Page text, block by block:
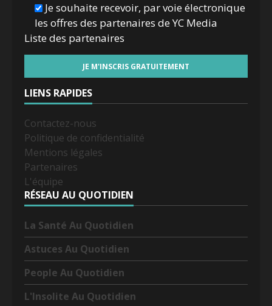
Je souhaite recevoir, par voie électronique
les offres des partenaires de YC Media
Liste des partenaires
LIENS RAPIDES
Contactez-nous
Politique de confidentialité
Mentions légales
Partenaires
L'équipe
RÉSEAU AU QUOTIDIEN
La Santé Au Quotidien
Astuces Au Quotidien
People Au Quotidien
L'Insolite Au Quotidien